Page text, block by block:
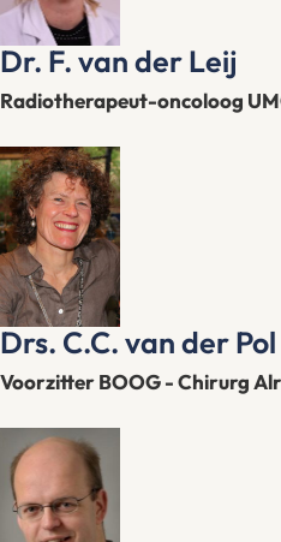
Dr. F. van der Leij
Radiotherapeut-oncoloog
Drs. C.C. van der Pol
Voorzitter BOOG - Chirurg